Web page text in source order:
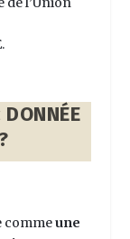
commeune